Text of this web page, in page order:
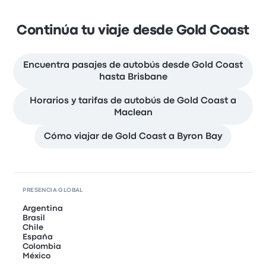
Continúa tu viaje desde Gold Coast
Encuentra pasajes de autobús desde Gold Coast
hasta Brisbane
Horarios y tarifas de autobús de Gold Coast a
Maclean
Cómo viajar de Gold Coast a Byron Bay
PRESENCIA GLOBAL
Argentina
Brasil
Chile
España
Colombia
México